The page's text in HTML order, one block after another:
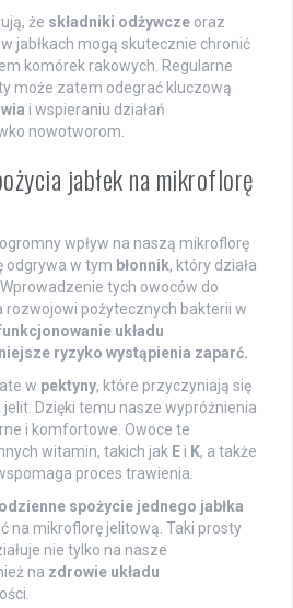
że składniki odżywcze oraz
jabłkach mogą skutecznie chronić
komórek rakowych. Regularne
może zatem odegrać kluczową
i wspieraniu działań
nowotworom.
jabłek na mikroflorę
wpływ na naszą mikroflorę
odgrywa w tym błonnik, który działa
tych owoców do
rozwojowi pożytecznych bakterii w
układu
ryzyko wystąpienia zaparć.
w pektyny, które przyczyniają się
Dzięki temu nasze wypróżnienia
i komfortowe. Owoce te
witamin, takich jak E i K, a także
proces trawienia.
spożycie jednego jabłka
na mikroflorę jelitową. Taki prosty
nie tylko na nasze
na zdrowie układu